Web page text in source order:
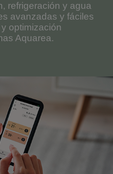
refrigeración y agua
avanzadas y fáciles
optimización
Aquarea.